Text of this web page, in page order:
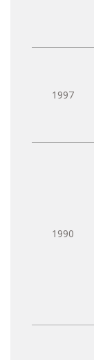
1997
1990